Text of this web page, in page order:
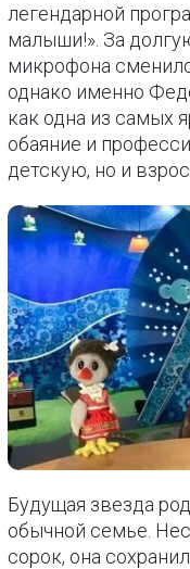
легендарной
малыши!». За
микрофона
однако именно
как одна из самых
обаяние и
детскую, но и
Будущая звезда
обычной семье.
сорок, она